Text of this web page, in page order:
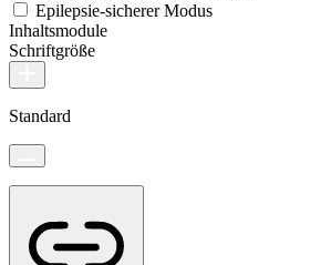
Epilepsie-sicherer Modus
Inhaltsmodule
Schriftgröße
Standard